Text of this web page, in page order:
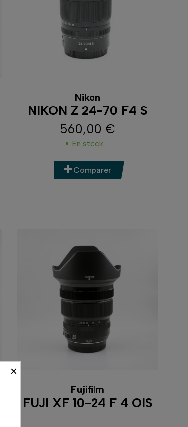
Nikon
NIKON Z 24-70 F4 S
Prix
560,00 €
En stock
Comparer
Fujifilm
FUJI XF 10-24 F 4 OIS
×